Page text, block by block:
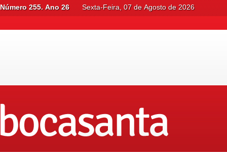
Número 255. Ano 26 Sexta-Feira, 07 de Agosto de 2026